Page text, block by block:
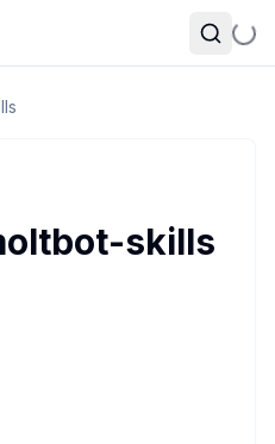
，發現這個蒐集生態下 skills
成一個一個可被裝、可被替
Moltbot 可能會用的模組，
Moltbot，這個清單其實很
skills